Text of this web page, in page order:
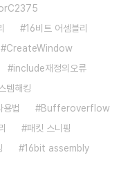
16비트 어셈블리
CreateWindow
include재정의오류
템해킹
법
Bufferoverflow
패킷 스니핑
16bit assembly